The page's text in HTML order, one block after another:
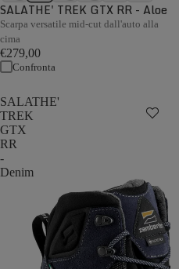
SALATHE' TREK GTX RR - Aloe
Scarpa versatile mid-cut dall'auto alla
cima
€279,00
Confronta
SALATHE'
TREK
GTX
RR
-
Denim